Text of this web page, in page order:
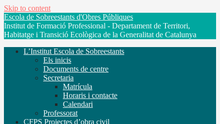
Skip to content
Escola de Sobreestants d'Obres Públiques
Institut de Formació Professional - Departament de Territori,
Habitatge i Transició Ecològica de la Generalitat de Catalunya
L’Institut Escola de Sobreestants
Els inicis
Documents de centre
Secretaria
Matrícula
Horaris i contacte
Calendari
Professorat
CFPS Projectes d’obra civil